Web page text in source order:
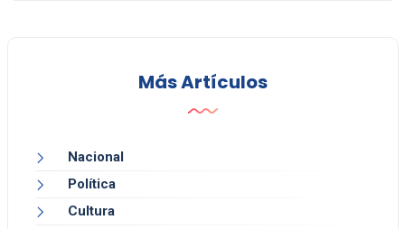
Más Artículos
Nacional
Política
Cultura